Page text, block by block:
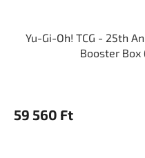
Yu-Gi-Oh! TCG - 25th
Booster Box
59 560 Ft